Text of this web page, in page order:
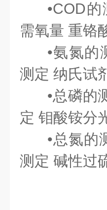
•COD
需氧量 重铬
•氨氮的
测定 纳氏试
•总磷的
定 钼酸铵分
•总氮的
测定 碱性过